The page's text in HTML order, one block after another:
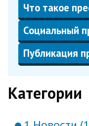
Что такое
Социальный
Публикация
Категории